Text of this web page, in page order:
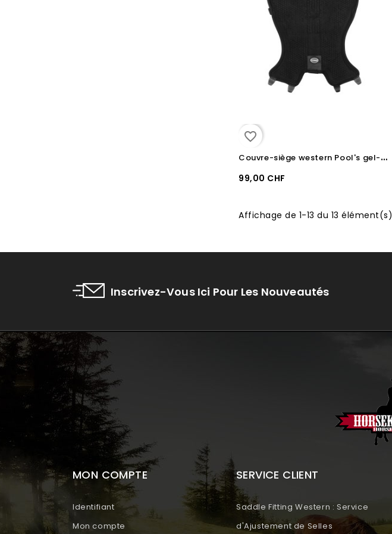
favorite_border
C
ouvre-siège western Pool's gel-in Dri-Lex 10 mm
99,00 CHF
Affichage de 1-13 du 13 élément(s)
Inscrivez-Vous Ici Pour Les Nouveautés
MON COMPTE
Identifiant
Mon compte
SERVICE CLIENT
Saddle Fitting Western : Service
d'Ajustement de Selles